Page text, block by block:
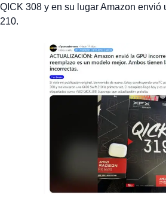
QICK 308 y en su lugar Amazon envió
210.